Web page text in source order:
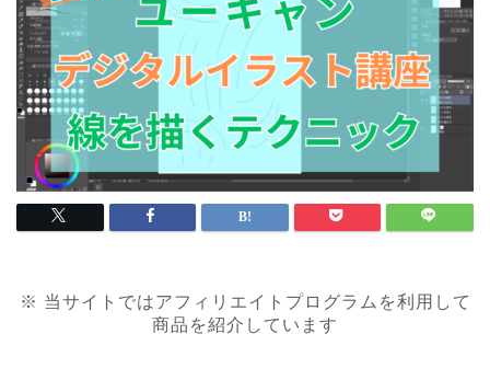
※ 当サイトではアフィリエイトプログラムを利用して
商品を紹介しています